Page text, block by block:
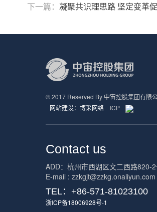
下一篇： 凝聚共识理思路 坚定变革
© 2017 Reserved By 中宙控股集团有限
网站建设： 博采网络ICP
Contact us
ADD：杭州市西湖区文二西路820-
E-mail : zzkgjt@zzkg.onaliyun.com
TEL：+86-571-81023100
浙ICP备18006928号-1